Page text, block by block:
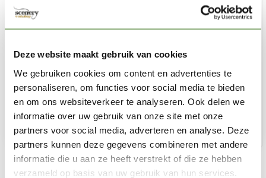
Deze website maakt gebruik van cookies
We gebruiken cookies om content en advertenties te
personaliseren, om functies voor social media te bieden
en om ons websiteverkeer te analyseren. Ook delen we
informatie over uw gebruik van onze site met onze
partners voor social media, adverteren en analyse. Deze
partners kunnen deze gegevens combineren met andere
informatie die u aan ze heeft verstrekt of die ze hebben
verzameld op basis van uw gebruik van hun services.
Static Grass Dark Green 7mm - 42gr - FS621
€8,09
Niet op voorraad